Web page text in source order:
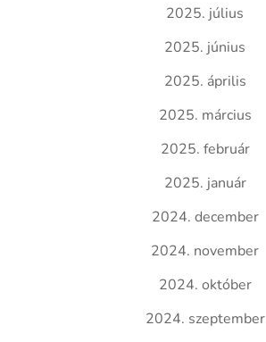
2025. július
2025. június
2025. április
2025. március
2025. február
2025. január
2024. december
2024. november
2024. október
2024. szeptember